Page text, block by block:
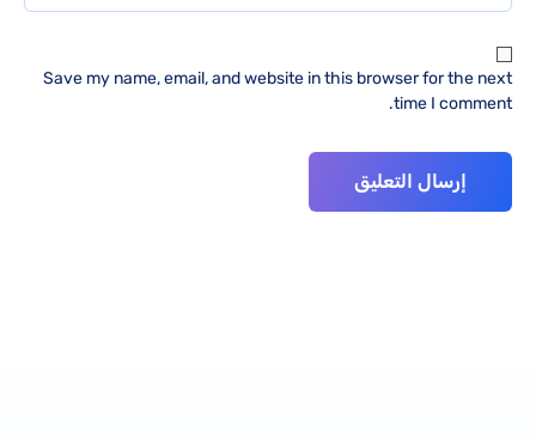
Save my name, email, and website in this browser for the next
time I comment.